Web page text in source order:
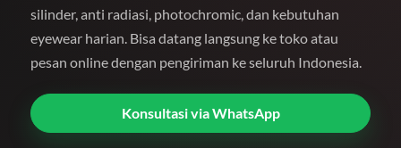
silinder, anti radiasi, photochromic, dan kebutuhan
eyewear harian. Bisa datang langsung ke toko atau
pesan online dengan pengiriman ke seluruh Indonesia.
Konsultasi via WhatsApp